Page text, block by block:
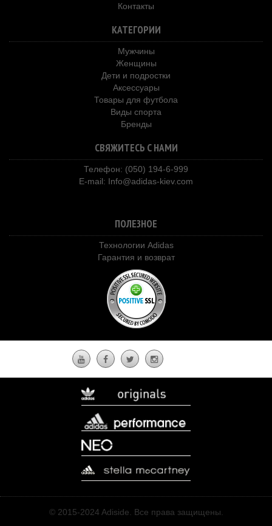
Контакты
КАТЕГОРИИ
Мужчины
Женщины
Дети и подростки
Аксессуары
Товары для футбола
Виды спорта
Бренды
СВЯЖИТЕСЬ С НАМИ
Телефон: (050) 194-6-999
E-mail: Info@adidas-kiev.com
ПОЛЕЗНОЕ
Технологии Adidas
Гарантия и возврат
© 2015-2024 Adiside. Все права защищены.